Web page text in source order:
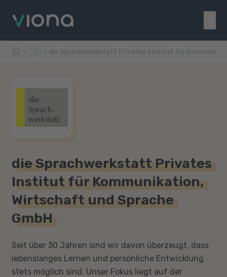
... die Sprachwerkstatt Privates Institut für
die Sprachwerkstatt Privates
Institut für Kommunikation,
Wirtschaft und Sprache
GmbH
Seit über 30 Jahren sind wir davon überzeugt, dass
lebenslanges Lernen und persönliche Entwicklung
stets möglich sind. Unser Fokus liegt auf der